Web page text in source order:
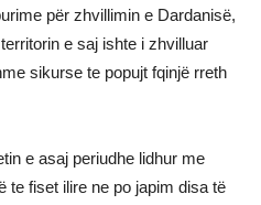
për zhvillimin e Dardanisë,
e saj ishte i zhvilluar
sikurse te popujt fqinjë rreth
e asaj periudhe lidhur me
te fiset ilire ne po japim disa të